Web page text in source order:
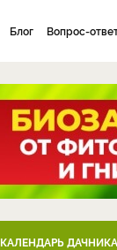
Блог Вопрос-
КАЛЕНДАРЬ ДАЧНИКА